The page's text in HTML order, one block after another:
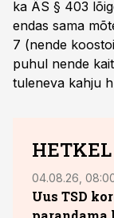
ka ÄS § 403
endas sama
7 (nende
puhul nende
tuleneva kahju
04.08.26,
Uus TSD